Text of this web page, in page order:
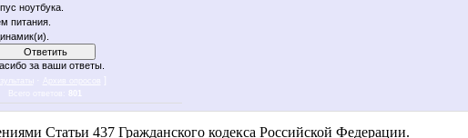
ноутбука.
питания.
за ваши ответы.
801
Статьи 437 Гражданского кодекса Российской Федерации.